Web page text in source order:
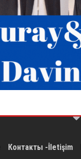
Контакты -İletişim